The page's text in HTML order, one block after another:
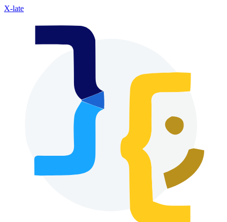
X-late